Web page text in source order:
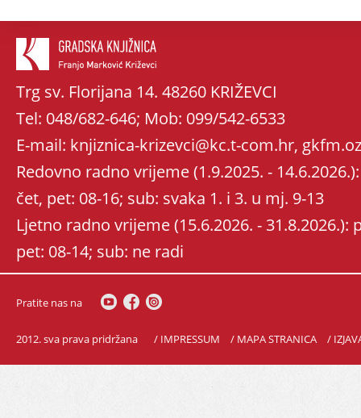
Trg sv. Florijana 14. 48260 KRIŽEVCI
Tel: 048/682-646; Mob: 099/542-6533
E-mail: knjiznica-krizevci@kc.t-com.hr,
Redovno radno vrijeme (1.9.2025. -
čet, pet: 08-16; sub: svaka 1. i 3. u mj. 9-13
Ljetno radno vrijeme (15.6.2026. - 31.8.2026.):
pet: 08-14; sub: ne radi
Pratite nas na
2012. sva prava pridržana / IMPRESSUM / MAPA STRANICA /